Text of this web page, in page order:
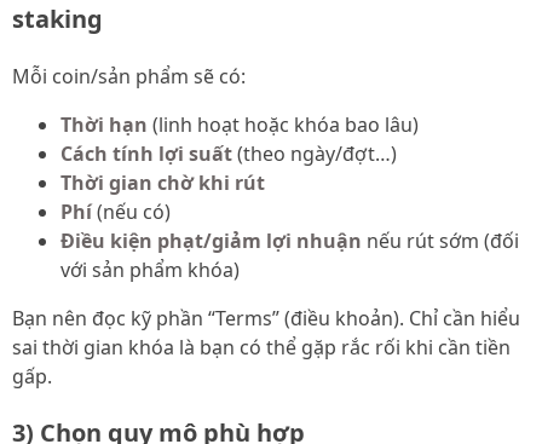
staking
Mỗi coin/sản phẩm sẽ có:
Thời hạn (linh hoạt hoặc khóa bao lâu)
Cách tính lợi suất(theo ngày/đợt…)
Thời gian chờ khi rút
Phí(nếu có)
Điều kiện phạt/giảm lợi nhuận nếu rút sớm (đối
với sản phẩm khóa)
Bạn nên đọc kỹ phần “Terms” (điều khoản). Chỉ cần hiểu
sai thời gian khóa là bạn có thể gặp rắc rối khi cần tiền
gấp.
3) Chọn quy mô phù hợp